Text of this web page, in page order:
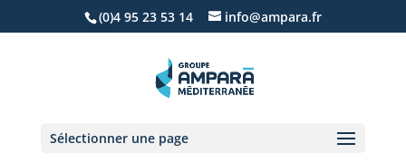
(0)4 95 23 53 14 info@ampara.fr
Sélectionner une page